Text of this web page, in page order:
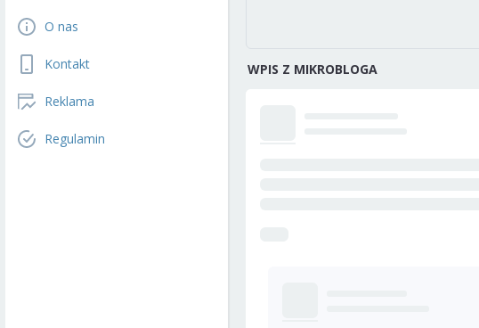
O nas
Kontakt
Reklama
Regulamin
WPIS Z MIKROBLOGA